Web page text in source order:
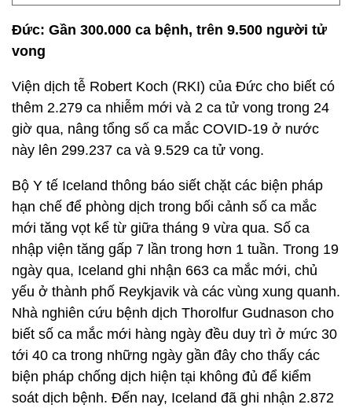
Đức: Gần 300.000 ca bệnh, trên 9.500 người tử
vong
Viện dịch tễ Robert Koch (RKI) của Đức cho biết có
thêm 2.279 ca nhiễm mới và 2 ca tử vong trong 24
giờ qua, nâng tổng số ca mắc COVID-19 ở nước
này lên 299.237 ca và 9.529 ca tử vong.
Bộ Y tế Iceland thông báo siết chặt các biện pháp
hạn chế để phòng dịch trong bối cảnh số ca mắc
mới tăng vọt kể từ giữa tháng 9 vừa qua. Số ca
nhập viện tăng gấp 7 lần trong hơn 1 tuần. Trong 19
ngày qua, Iceland ghi nhận 663 ca mắc mới, chủ
yếu ở thành phố Reykjavik và các vùng xung quanh.
Nhà nghiên cứu bệnh dịch Thorolfur Gudnason cho
biết số ca mắc mới hàng ngày đều duy trì ở mức 30
tới 40 ca trong những ngày gần đây cho thấy các
biện pháp chống dịch hiện tại không đủ để kiểm
soát dịch bệnh. Đến nay, Iceland đã ghi nhận 2.872